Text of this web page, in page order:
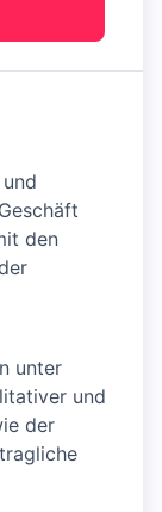
den
unter
und
der